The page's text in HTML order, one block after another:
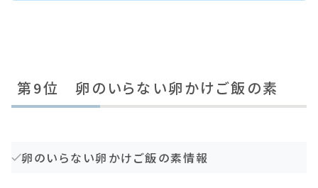
第9位 卵のいらない卵かけご飯の素
卵のいらない卵かけご飯の素情報